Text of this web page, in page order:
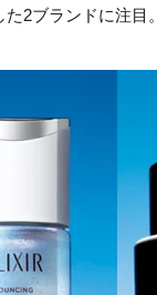
2ブランドに注目。